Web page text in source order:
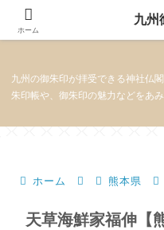
九州
九州の御朱印が拝受できる神社仏
朱印帳や、御朱印の魅力などをあ
ホーム 熊本県
天草海鮮家福伸【
ホーム
九州